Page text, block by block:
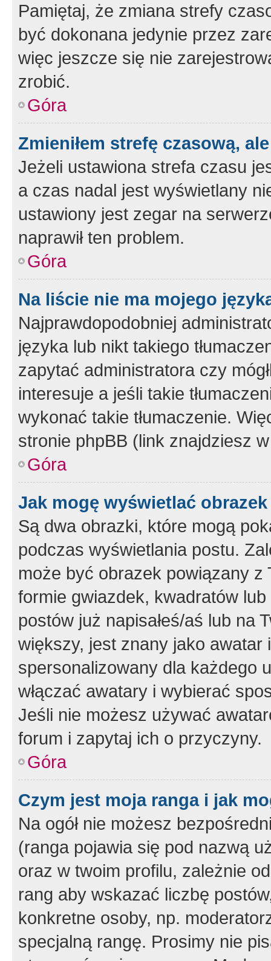
Pamiętaj, że zmiana strefy
być dokonana jedynie przez
więc jeszcze się nie
zrobić.
Góra
Zmieniłem strefę czasową,
Jeżeli ustawiona strefa czasu
a czas nadal jest wyświetlany
ustawiony jest zegar na
naprawił ten problem.
Góra
Na liście nie ma mojego
Najprawdopodobniej
języka lub nikt takiego
zapytać administratora czy
interesuje a jeśli takie
wykonać takie tłumaczenie.
stronie phpBB (link znajdziesz
Góra
Jak mogę wyświetlać
Są dwa obrazki, które mogą
podczas wyświetlania postu.
może być obrazek powiązany z
formie gwiazdek, kwadratów
postów już napisałeś/aś lub na
większy, jest znany jako
spersonalizowany dla każdego
włączać awatary i wybierać
Jeśli nie możesz używać
forum i zapytaj ich o przyczyny.
Góra
Czym jest moja ranga i jak
Na ogół nie możesz
(ranga pojawia się pod nazwą
oraz w twoim profilu, zależnie
rang aby wskazać liczbę
konkretne osoby, np.
specjalną rangę. Prosimy nie